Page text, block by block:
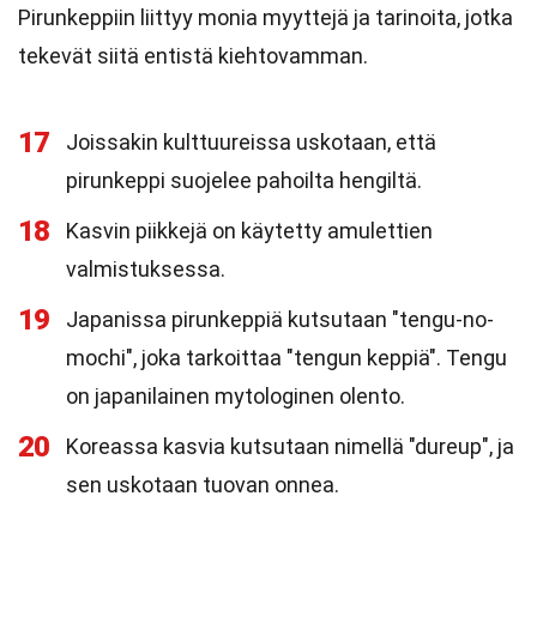
Pirunkeppiin liittyy monia myyttejä ja tarinoita, jotka
tekevät siitä entistä kiehtovamman.
17
Joissakin kulttuureissa uskotaan, että
pirunkeppi suojelee pahoilta hengiltä.
18
Kasvin piikkejä on käytetty amulettien
valmistuksessa.
19
Japanissa pirunkeppiä kutsutaan "tengu-no-
mochi", joka tarkoittaa "tengun keppiä". Tengu
on japanilainen mytologinen olento.
20
Koreassa kasvia kutsutaan nimellä "dureup", ja
sen uskotaan tuovan onnea.